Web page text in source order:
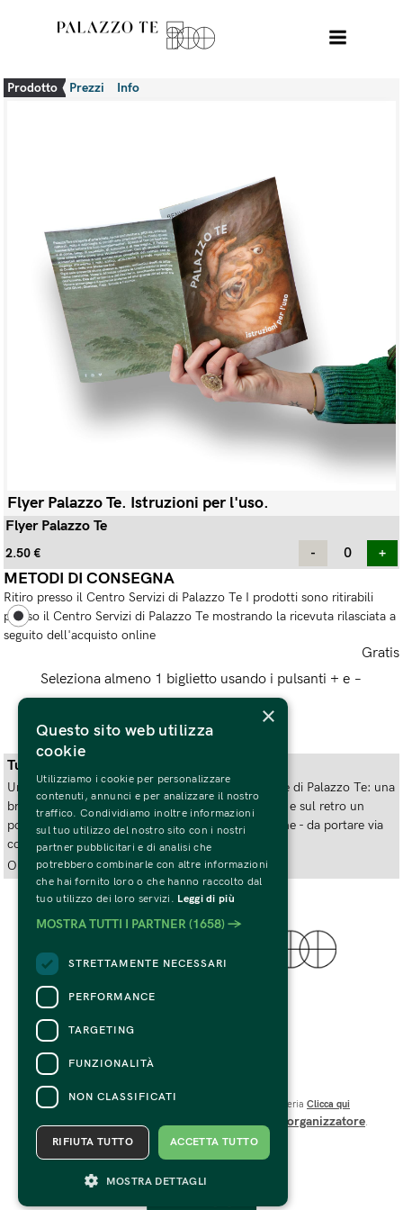
Prodotto Prezzi Info
Flyer Palazzo Te. Istruzioni per l'uso.
Flyer Palazzo Te
2.50€
METODI DI CONSEGNA
Ritiro presso il Centro Servizi di Palazzo Te I prodotti sono ritirabili
presso il Centro Servizi di Palazzo Te mostrando la ricevuta rilasciata a
seguito dell'acquisto online
Gratis
Seleziona almeno 1 biglietto usando i pulsanti + e −
Tutto quello che c'è da sapere
Una brochure essenziale per scoprore le meraviglie di Palazzo Te: una
breve introduzione al Palazzo, la mappa delle sale e sul retro un
poster iconico - la Sala dei Giganti o Amore e Psiche - da portare via
con sé.
Organizzatore: FONDAZIONE PALAZZO TE
C.F. e P.IVA 01594270207
Viale Te n.19 – 46100 Mantova
Per informazioni e supporto all'acquisto della biglietteria Clicca qui
organizzatore.
Dichiarazione di accessibilità
×
Questo sito web utilizza
cookie
Utilizziamo i cookie per personalizzare
contenuti, annunci e per analizzare il nostro
traffico. Condividiamo inoltre informazioni
sul tuo utilizzo del nostro sito con i nostri
partner pubblicitari e di analisi che
potrebbero combinarle con altre informazioni
che hai fornito loro o che hanno raccolto dal
tuo utilizzo dei loro servizi. Leggi di più
MOSTRA TUTTI I PARTNER (1658) →
STRETTAMENTE NECESSARI
PERFORMANCE
TARGETING
FUNZIONALITÀ
NON CLASSIFICATI
ACCETTA TUTTO
RIFIUTA TUTTO
MOSTRA DETTAGLI